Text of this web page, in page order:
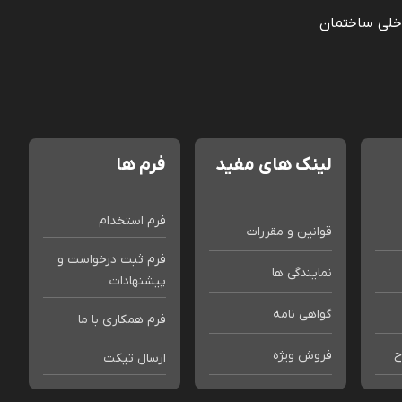
ساختمان
لینک های مفید
قوانین و مقررات
نمایندگی ها
گواهی نامه
فروش ویژه
فرم ها
فرم استخدام
فرم ثبت درخواست و
پیشنهادات
فرم همکاری با ما
ارسال تیکت